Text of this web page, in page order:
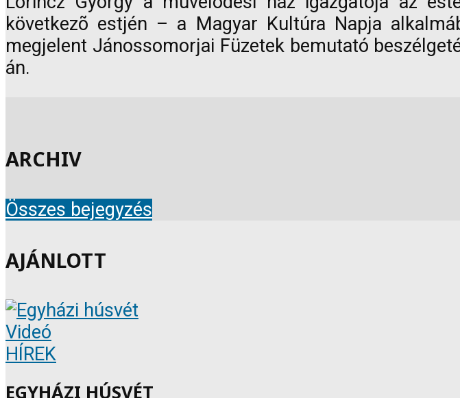
következõ estjén – a Magyar Kultúra Napja
megjelent Jánossomorjai Füzetek bemutató
án.
ARCHIV
Összes bejegyzés
AJÁNLOTT
Videó
HÍREK
EGYHÁZI HÚSVÉT